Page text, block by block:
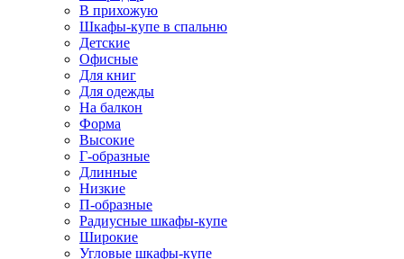
В прихожую
Шкафы-купе в спальню
Детские
Офисные
Для книг
Для одежды
На балкон
Форма
Высокие
Г-образные
Длинные
Низкие
П-образные
Радиусные шкафы-купе
Широкие
Угловые шкафы-купе